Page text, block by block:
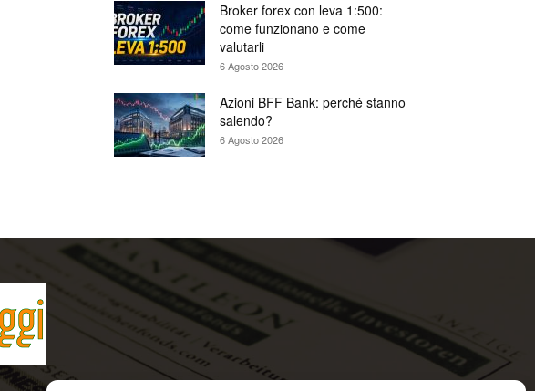
Broker forex con leva 1:500:
come funzionano e come
valutarli
6 Agosto 2026
Azioni BFF Bank: perché stanno
salendo?
6 Agosto 2026